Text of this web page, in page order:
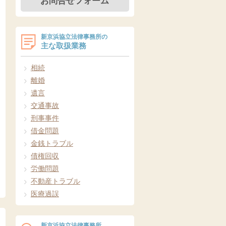
新京浜協立法律事務所の
主な取扱業務
相続
離婚
遺言
交通事故
刑事事件
借金問題
金銭トラブル
債権回収
労働問題
不動産トラブル
医療過誤